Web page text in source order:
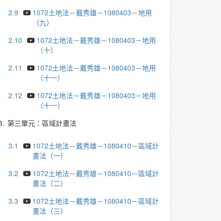
2.9
1072土地法－戴秀雄－1080403－地用
（九）
2.10
1072土地法－戴秀雄－1080403－地用
（十）
2.11
1072土地法－戴秀雄－1080403－地用
（十一）
2.12
1072土地法－戴秀雄－1080403－地用
（十一）
第三單元：區域計畫法
3.1
1072土地法－戴秀雄－1080410－區域計
畫法（一）
3.2
1072土地法－戴秀雄－1080410－區域計
畫法（二）
3.3
1072土地法－戴秀雄－1080410－區域計
畫法（三）